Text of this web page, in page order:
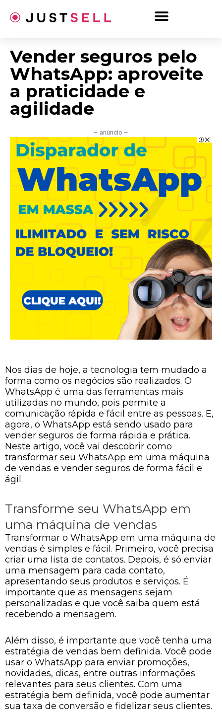
para
Vender seguros pelo
WhatsApp: aproveite
a praticidade e
agilidade
– anúncio –
Nos dias de hoje, a tecnologia tem mudado a
forma como os negócios são realizados. O
WhatsApp é uma das ferramentas mais
utilizadas no mundo, pois permite a
comunicação rápida e fácil entre as pessoas. E,
agora, o WhatsApp está sendo usado para
vender seguros de forma rápida e prática.
Neste artigo, você vai descobrir como
transformar seu WhatsApp em uma máquina
de vendas e vender seguros de forma fácil e
ágil.
Transforme seu WhatsApp em
uma máquina de vendas
Transformar o WhatsApp em uma máquina de
vendas é simples e fácil. Primeiro, você precisa
criar uma lista de contatos. Depois, é só enviar
uma mensagem para cada contato,
apresentando seus produtos e serviços. É
importante que as mensagens sejam
personalizadas e que você saiba quem está
recebendo a mensagem.
Além disso, é importante que você tenha uma
estratégia de vendas bem definida. Você pode
usar o WhatsApp para enviar promoções,
novidades, dicas, entre outras informações
relevantes para seus clientes. Com uma
estratégia bem definida, você pode aumentar
sua taxa de conversão e fidelizar seus clientes.